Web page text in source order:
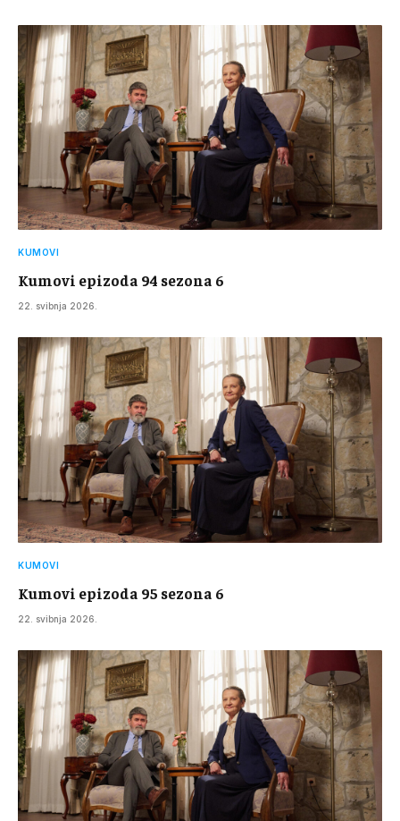
KUMOVI
Kumovi epizoda 94 sezona 6
22. svibnja 2026.
KUMOVI
Kumovi epizoda 95 sezona 6
22. svibnja 2026.